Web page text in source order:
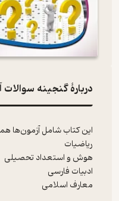
دربارۀ گنجینه